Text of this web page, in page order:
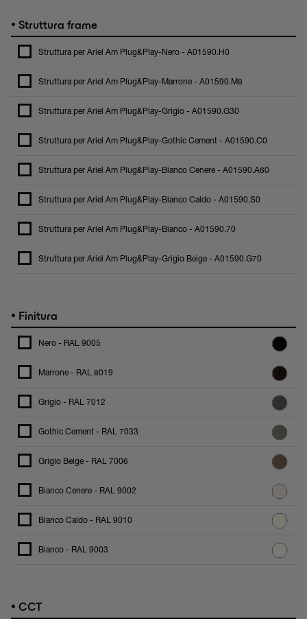
• Struttura frame
Struttura per Ariel Am Plug&Play-Nero - A01590.H0
Struttura per Ariel Am Plug&Play-Marrone - A01590.M8
Struttura per Ariel Am Plug&Play-Grigio - A01590.G30
Struttura per Ariel Am Plug&Play-Gothic Cement - A01590.C0
Struttura per Ariel Am Plug&Play-Bianco Cenere - A01590.A60
Struttura per Ariel Am Plug&Play-Bianco Caldo - A01590.S0
Struttura per Ariel Am Plug&Play-Bianco - A01590.70
Struttura per Ariel Am Plug&Play-Grigio Beige - A01590.G70
• Finitura
Nero - RAL 9005
Marrone - RAL 8019
Grigio - RAL 7012
Gothic Cement - RAL 7033
Grigio Beige - RAL 7006
Bianco Cenere - RAL 9002
Bianco Caldo - RAL 9010
Bianco - RAL 9003
• CCT